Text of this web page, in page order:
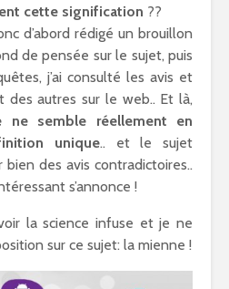
cette signification ??
d’abord rédigé un brouillon
de pensée sur le sujet, puis
j’ai consulté les avis et
des autres sur le web.. Et là,
ne semble réellement en
unique.. et le sujet
des avis contradictoires..
s’annonce !
la science infuse et je ne
sur ce sujet: la mienne !